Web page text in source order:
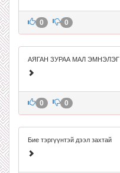
0 0
АЯГАН ЗУРАА МАЛ ЭМНЭЛЭГ
0 0
Бие тэргүүнтэй дээл захтай